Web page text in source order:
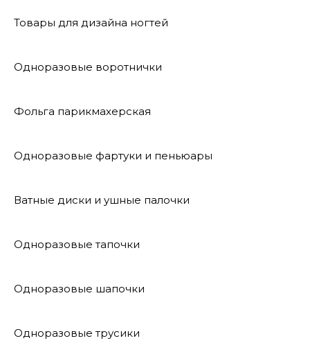
Товары для дизайна ногтей
Одноразовые воротнички
Фольга парикмахерская
Одноразовые фартуки и пеньюары
Ватные диски и ушные палочки
Одноразовые тапочки
Одноразовые шапочки
Одноразовые трусики